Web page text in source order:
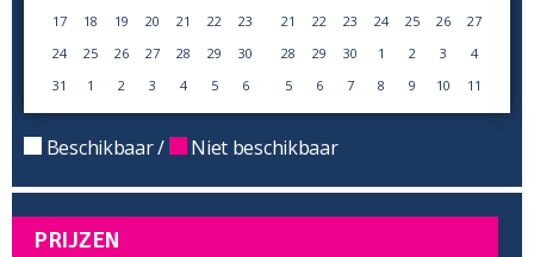
17
18 19 20 21 22
23
24
25 26 27 28 29
30
31
1 2 3 4 5 6
21
22 23 24 25 26
27
28
29 30 1 2 3
4
5
6 7 8 9 10 11
Beschikbaar / Niet beschikbaar
PRIJZEN